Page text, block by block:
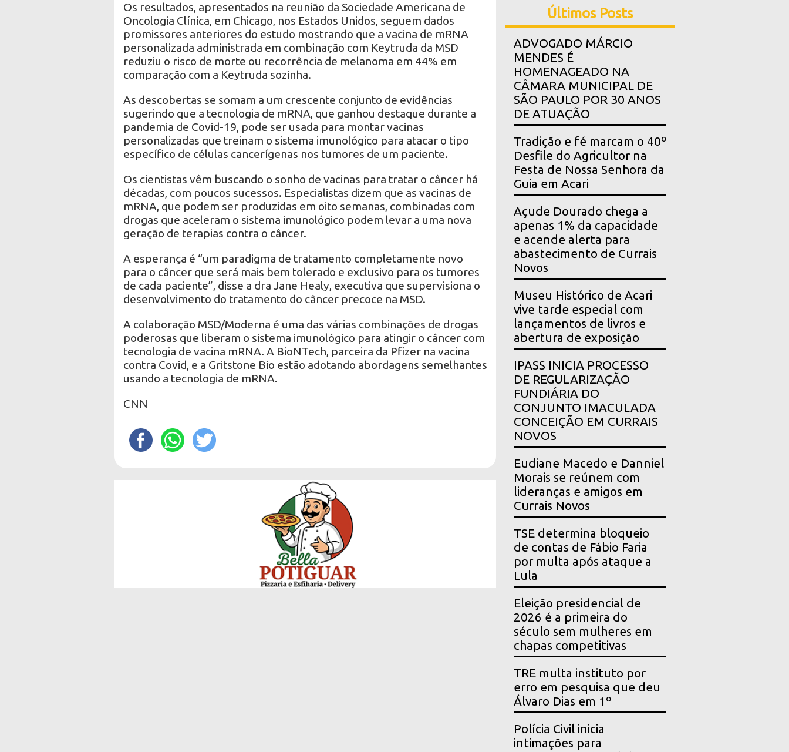
Os resultados, apresentados na reunião da Sociedade Americana de
Oncologia Clínica, em Chicago, nos Estados Unidos, seguem dados
promissores anteriores do estudo mostrando que a vacina de mRNA
personalizada administrada em combinação com Keytruda da MSD
reduziu o risco de morte ou recorrência de melanoma em 44% em
comparação com a Keytruda sozinha.
As descobertas se somam a um crescente conjunto de evidências
sugerindo que a tecnologia de mRNA, que ganhou destaque durante a
pandemia de Covid-19, pode ser usada para montar vacinas
personalizadas que treinam o sistema imunológico para atacar o tipo
específico de células cancerígenas nos tumores de um paciente.
Os cientistas vêm buscando o sonho de vacinas para tratar o câncer há
décadas, com poucos sucessos. Especialistas dizem que as vacinas de
mRNA, que podem ser produzidas em oito semanas, combinadas com
drogas que aceleram o sistema imunológico podem levar a uma nova
geração de terapias contra o câncer.
A esperança é “um paradigma de tratamento completamente novo
para o câncer que será mais bem tolerado e exclusivo para os tumores
de cada paciente”, disse a dra Jane Healy, executiva que supervisiona o
desenvolvimento do tratamento do câncer precoce na MSD.
A colaboração MSD/Moderna é uma das várias combinações de drogas
poderosas que liberam o sistema imunológico para atingir o câncer com
tecnologia de vacina mRNA. A BioNTech, parceira da Pfizer na vacina
contra Covid, e a Gritstone Bio estão adotando abordagens semelhantes
usando a tecnologia de mRNA.
CNN
Últimos Posts
ADVOGADO MÁRCIO
MENDES É
HOMENAGEADO NA
CÂMARA MUNICIPAL DE
SÃO PAULO POR 30 ANOS
DE ATUAÇÃO
Tradição e fé marcam o 40º
Desfile do Agricultor na
Festa de Nossa Senhora da
Guia em Acari
Açude Dourado chega a
apenas 1% da capacidade
e acende alerta para
abastecimento de Currais
Novos
Museu Histórico de Acari
vive tarde especial com
lançamentos de livros e
abertura de exposição
IPASS INICIA PROCESSO
DE REGULARIZAÇÃO
FUNDIÁRIA DO
CONJUNTO IMACULADA
CONCEIÇÃO EM CURRAIS
NOVOS
Eudiane Macedo e Danniel
Morais se reúnem com
lideranças e amigos em
Currais Novos
TSE determina bloqueio
de contas de Fábio Faria
por multa após ataque a
Lula
Eleição presidencial de
2026 é a primeira do
século sem mulheres em
chapas competitivas
TRE multa instituto por
erro em pesquisa que deu
Álvaro Dias em 1º
Polícia Civil inicia
intimações para